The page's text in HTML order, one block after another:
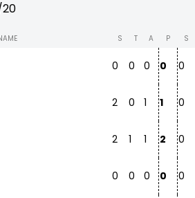
S T A P S
0 0 0 0 0
2 0 1 1 0
2 1 1 2 0
0 0 0 0 0